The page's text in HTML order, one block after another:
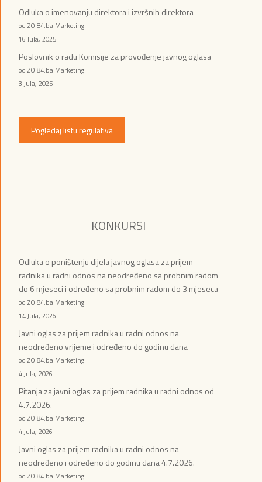
Odluka o imenovanju direktora i izvršnih direktora
od ZOI84.ba Marketing
16 Jula, 2025
Poslovnik o radu Komisije za provođenje javnog oglasa
od ZOI84.ba Marketing
3 Jula, 2025
Pogledaj listu regulativa
KONKURSI
Odluka o poništenju dijela javnog oglasa za prijem
radnika u radni odnos na neodređeno sa probnim radom
do 6 mjeseci i određeno sa probnim radom do 3 mjeseca
od ZOI84.ba Marketing
14 Jula, 2026
Javni oglas za prijem radnika u radni odnos na
neodređeno vrijeme i određeno do godinu dana
od ZOI84.ba Marketing
4 Jula, 2026
Pitanja za javni oglas za prijem radnika u radni odnos od
4.7.2026.
od ZOI84.ba Marketing
4 Jula, 2026
Javni oglas za prijem radnika u radni odnos na
neodređeno i određeno do godinu dana 4.7.2026.
od ZOI84.ba Marketing